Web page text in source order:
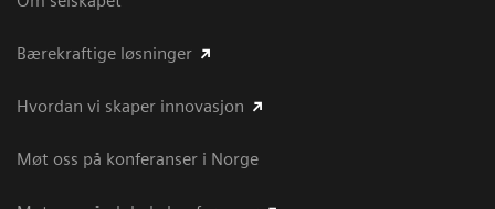
Bærekraftige løsninger
Hvordan vi skaper innovasjon
Møt oss på konferanser i Norge